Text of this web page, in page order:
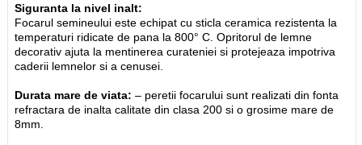
Siguranta la nivel inalt:
Focarul semineului este echipat cu sticla ceramica rezistenta la
temperaturi ridicate de pana la 800° C. Opritorul de lemne
decorativ ajuta la mentinerea curateniei si protejeaza impotriva
caderii lemnelor si a cenusei.
Durata mare de viata: – peretii focarului sunt realizati din fonta
refractara de inalta calitate din clasa 200 si o grosime mare de
8mm.